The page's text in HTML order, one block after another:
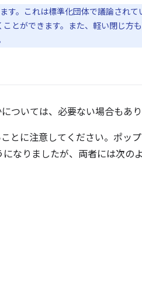
す。これは標準化団体で議論され
とができます。また、軽い閉じ方も
ついては、必要ない場合もあり
とに注意してください。ポッ
なりましたが、両者には次の